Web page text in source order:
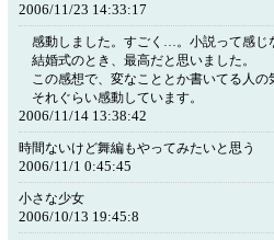
2006/11/23 14:33:17
感動しました。すごく…。小説って感じ
結婚式のとき、最高だと思いました。
この感想で、変なこととか書いてる人の
それぐらい感動しています。
2006/11/14 13:38:42
時間ないけど舞編もやってみたいと思う
2006/11/1 0:45:45
小さな少女
2006/10/13 19:45:8